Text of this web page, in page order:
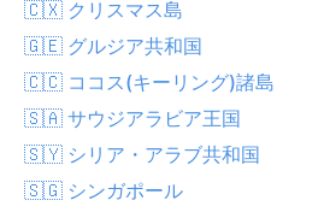
🇨🇽 クリスマス島
🇬🇪 グルジア共和国
🇨🇨 ココス(キーリング)諸島
🇸🇦 サウジアラビア王国
🇸🇾 シリア・アラブ共和国
🇸🇬 シンガポール